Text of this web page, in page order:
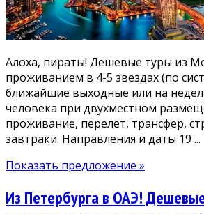
Алоха, пираты! Дешевые туры из
проживанием в 4-5 звездах (по
ближайшие выходные или на
человека при двухместном
проживание, перелет, трансфер,
завтраки. Направления и даты 19 ...
Показать предложение »
Из Петербурга в ОАЭ!